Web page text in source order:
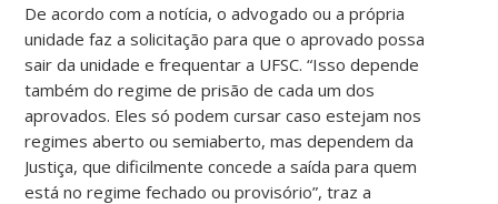
De acordo com a notícia, o advogado ou a própria
unidade faz a solicitação para que o aprovado possa
sair da unidade e frequentar a UFSC. “Isso depende
também do regime de prisão de cada um dos
aprovados. Eles só podem cursar caso estejam nos
regimes aberto ou semiaberto, mas dependem da
Justiça, que dificilmente concede a saída para quem
está no regime fechado ou provisório”, traz a